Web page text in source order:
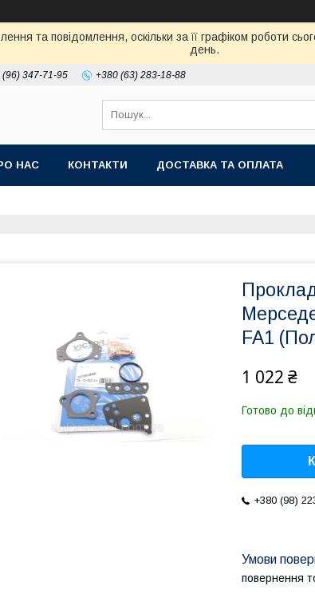
та повідомлення, оскільки за її графіком роботи
день.
(96) 347-71-95 +380 (63) 283-18-88
НАС КОНТАКТИ ДОСТАВКА ТА ОПЛАТА
FA1
1 022 ₴
Готово до
+380 (98)
повернення